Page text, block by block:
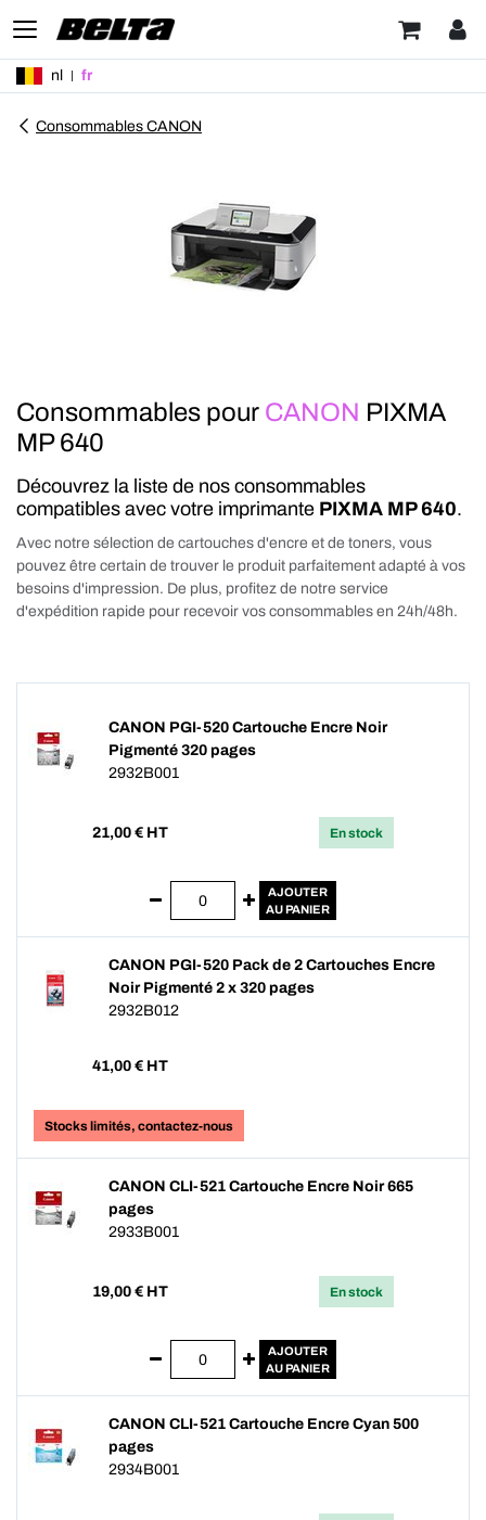
nl fr
Consommables CANON
Consommables pour CANON PIXMA
MP 640
Découvrez la liste de nos consommables
compatibles avec votre imprimante PIXMA MP 640.
Avec notre sélection de cartouches d'encre et de toners, vous
pouvez être certain de trouver le produit parfaitement adapté à vos
besoins d'impression. De plus, profitez de notre service
d'expédition rapide pour recevoir vos consommables en 24h/48h.
CANON PGI-520 Cartouche Encre Noir
Pigmenté 320 pages
2932B001
21,00 € HT En stock
AJOUTER
AU PANIER
CANON PGI-520 Pack de 2 Cartouches Encre
Noir Pigmenté 2 x 320 pages
2932B012
41,00 € HT
Stocks limités, contactez-nous
CANON CLI-521 Cartouche Encre Noir 665
pages
2933B001
19,00 € HT En stock
AJOUTER
AU PANIER
CANON CLI-521 Cartouche Encre Cyan 500
pages
2934B001